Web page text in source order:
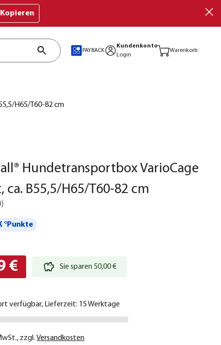
Kopieren
PAYBACK
Kundenkonto
Login
Warenkorb
H65/T60-82 cm
Hundetransportbox VarioCage
ca. B55,5/H65/T60-82 cm
)
°Punkte
€ Sie sparen 50,00 €
verfügbar, Lieferzeit: 15 Werktage
, zzgl. Versandkosten